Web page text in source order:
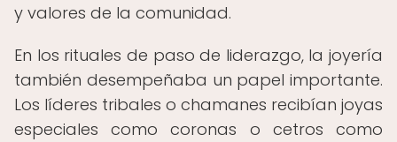
y valores de la comunidad.
En los rituales de paso de liderazgo, la joyería
también desempeñaba un papel importante.
Los líderes tribales o chamanes recibían joyas
especiales como coronas o cetros como